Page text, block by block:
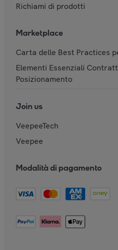
Richiami di prodotti
Marketplace
Carta delle Best Practices
Elementi Essenziali
Posizionamento
Join us
VeepeeTech
Veepee
Modalità di pagamento